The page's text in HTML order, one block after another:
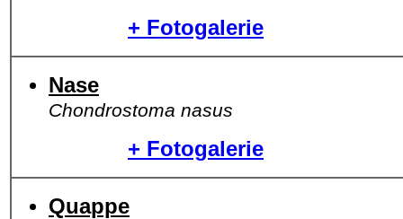
+ Fotogalerie
Nase
Chondrostoma nasus
+ Fotogalerie
Quappe